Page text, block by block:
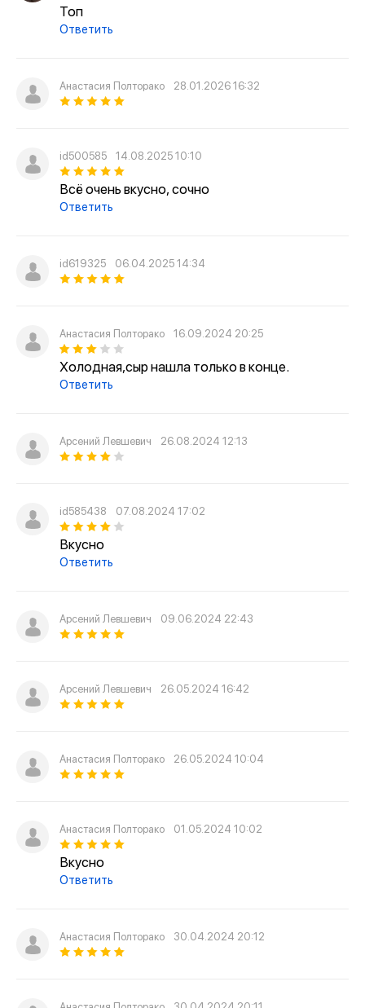
Топ
Ответить
Анастасия Полторако 28.01.2026 16:32
id500585 14.08.2025 10:10
Всё очень вкусно, сочно
Ответить
id619325 06.04.2025 14:34
Анастасия Полторако 16.09.2024 20:25
Холодная,сыр нашла только в конце.
Ответить
Арсений Левшевич 26.08.2024 12:13
id585438 07.08.2024 17:02
Вкусно
Ответить
Арсений Левшевич 09.06.2024 22:43
Арсений Левшевич 26.05.2024 16:42
Анастасия Полторако 26.05.2024 10:04
Анастасия Полторако 01.05.2024 10:02
Вкусно
Ответить
Анастасия Полторако 30.04.2024 20:12